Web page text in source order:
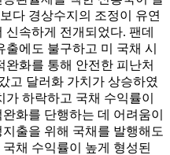
다 경상수지의 조정이 유연
속하게 전개되었다. 팬데
에도 불구하고 미 국채 시
완화를 통해 안전한 피난처
고 달러화 가치가 상승하였
하락하고 국채 수익률이
화를 단행하는 데 어려움이
출을 위해 국채를 발행해도
채 수익률이 높게 형성된